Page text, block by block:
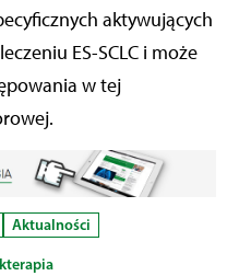
aktywujących
ES-SCLC i może
w tej
Aktualności
terapia